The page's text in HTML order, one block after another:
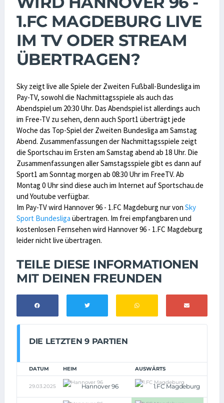
1.FC MAGDEBURG LIVE
IM TV ODER STREAM
ÜBERTRAGEN?
Sky zeigt live alle Spiele der Zweiten Fußball-Bundesliga im
Pay-TV, sowohl die Nachmittagsspiele als auch das
Abendspiel um 20:30 Uhr. Das Abendspiel ist allerdings auch
im Free-TV zu sehen, denn auch Sport1 überträgt jede
Woche das Top-Spiel der Zweiten Bundesliga am Samstag
Abend. Zusammenfassungen der Nachmittagsspiele zeigt
die Sportschau im Ersten am Samstag abend ab 18 Uhr. Die
Zusammenfassungen aller Samstagsspiele gibt es dann auf
Sport1 am Sonntag morgen ab 08:30 Uhr im FreeTV. Ab
Montag 0 Uhr sind diese auch im Internet auf Sportschau.de
und Youtube verfügbar.
Im Pay-TV wird Hannover 96 - 1.FC Magdeburg nur von Sky
Sport Bundesliga übertragen. Im frei empfangbaren und
kostenlosen Fernsehen wird Hannover 96 - 1.FC Magdeburg
leider nicht live übertragen.
TEILE DIESE INFORMATIONEN
MIT DEINEN FREUNDEN
DIE LETZTEN 9 PARTIEN
DATUM HEIM AUSWÄRTS
29.03.2025 Hannover 96 1.FC Magdeburg